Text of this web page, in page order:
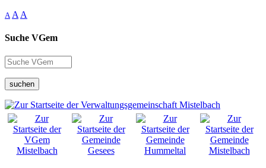
A A A
Suche VGem
suchen